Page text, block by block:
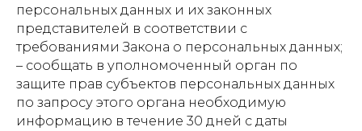
персональных данных и их законных
представителей в соответствии с
требованиями Закона о персональных данных;
– сообщать в уполномоченный орган по
защите прав субъектов персональных данных
по запросу этого органа необходимую
информацию в течение 30 дней с даты